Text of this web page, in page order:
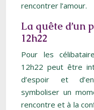
rencontrer l’amour.
La quête d’un
12h22
Pour les
12h22 peut être
d’espoir et
symboliser un
rencontre et à la